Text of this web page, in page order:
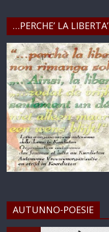
…PERCHE’ LA LIBERTA’
AUTUNNO-POESIE